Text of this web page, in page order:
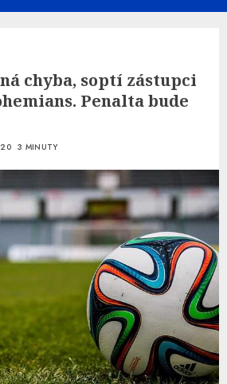
chyba, soptí zástupci
Penalta bude
3 MINUTY